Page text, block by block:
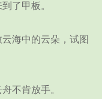
了甲板。
海中的云朵，试图
不肯放手。